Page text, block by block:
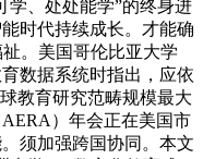
学、处处能学”的终身进
时代持续成长。才能确
。美国哥伦比亚大学
数据系统时指出，应依
教育研究范畴规模最大
）年会正在美国市
须加强跨国协同。本文